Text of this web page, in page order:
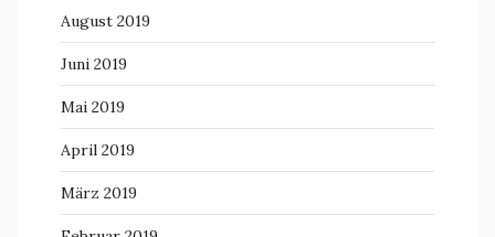
August 2019
Juni 2019
Mai 2019
April 2019
März 2019